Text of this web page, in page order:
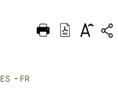
DEUTSCH
ES- FR